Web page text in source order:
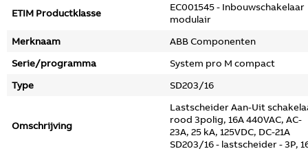
ETIM Productklasse
EC001545 - Inbouwschakelaar
modulair
Merknaam
ABB Componenten
Serie/programma
System pro M compact
Type
SD203/16
Omschrijving
Lastscheider Aan-Uit
rood 3polig, 16A 440VAC, AC-
23A, 25 kA, 125VDC, DC-21A
SD203/16 - lastscheider - 3P,